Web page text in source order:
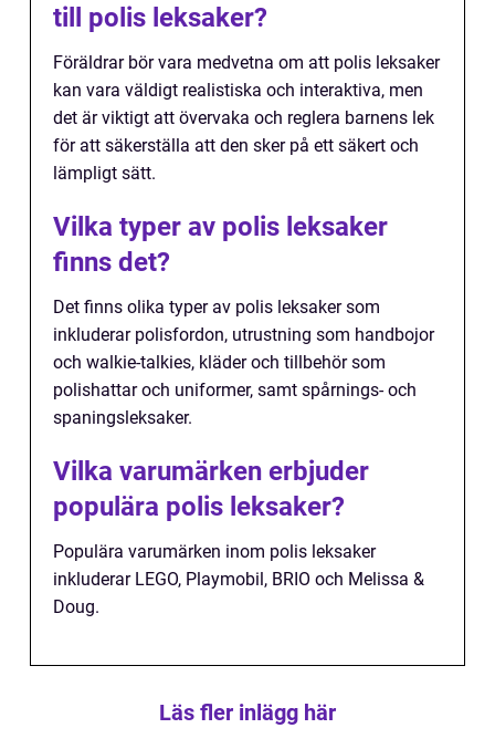
till polis leksaker?
Föräldrar bör vara medvetna om att polis leksaker
kan vara väldigt realistiska och interaktiva, men
det är viktigt att övervaka och reglera barnens lek
för att säkerställa att den sker på ett säkert och
lämpligt sätt.
Vilka typer av polis leksaker
finns det?
Det finns olika typer av polis leksaker som
inkluderar polisfordon, utrustning som handbojor
och walkie-talkies, kläder och tillbehör som
polishattar och uniformer, samt spårnings- och
spaningsleksaker.
Vilka varumärken erbjuder
populära polis leksaker?
Populära varumärken inom polis leksaker
inkluderar LEGO, Playmobil, BRIO och Melissa &
Doug.
Läs fler inlägg här